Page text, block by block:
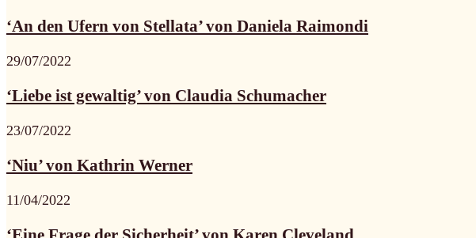
‘An den Ufern von Stellata’ von Daniela Raimondi
29/07/2022
‘Liebe ist gewaltig’ von Claudia Schumacher
23/07/2022
‘Niu’ von Kathrin Werner
11/04/2022